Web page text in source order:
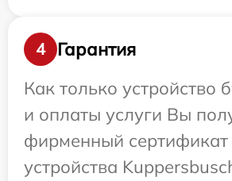
4
Гарантия
Как только устройство
и оплаты услуги Вы
фирменный сертификат
устройства